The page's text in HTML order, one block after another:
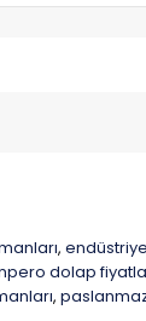
,
dolap
,